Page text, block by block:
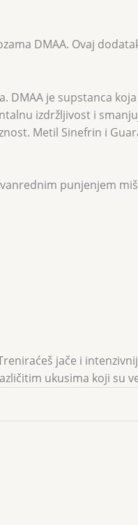
DMAA. Ovaj
DMAA je supstanca
izdržljivost i
Metil Sinefrin i
punjenjem
jače i
ukusima koji su